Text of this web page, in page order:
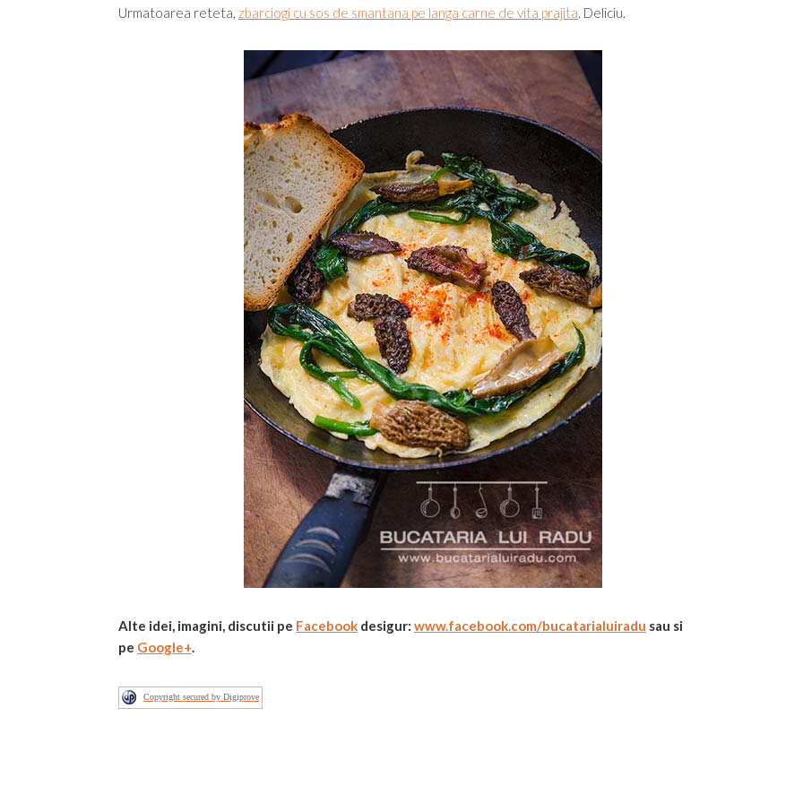
Urmatoarea reteta, zbarciogi cu sos de smantana pe langa carne de vita prajita. Deliciu.
Alte idei, imagini, discutii pe Facebook desigur: www.facebook.com/bucatarialuiradu sau si
pe Google+.
Copyright secured by Digiprove